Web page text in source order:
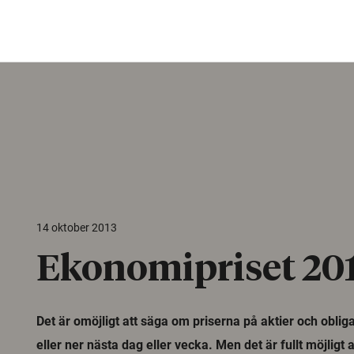
14 oktober 2013
Ekonomipriset
Det är omöjligt att säga om priserna på aktier och
eller ner nästa dag eller vecka. Men det är fullt möjligt